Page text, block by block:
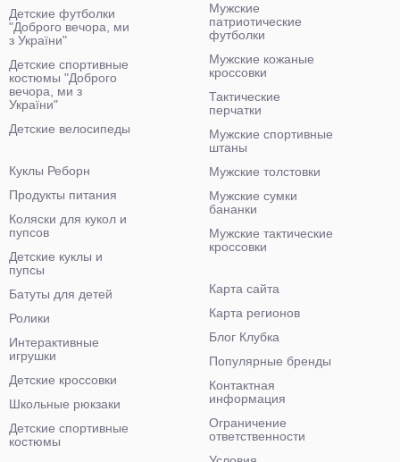
Детские футболки
"Доброго вечора, ми
з України"
Детские спортивные
костюмы "Доброго
вечора, ми з
України"
Детские велосипеды
Мужские
патриотические
футболки
Мужские кожаные
кроссовки
Тактические
перчатки
Мужские спортивные
штаны
Мужские толстовки
Мужские сумки
бананки
Мужские тактические
кроссовки
Куклы Реборн
Продукты питания
Коляски для кукол и
пупсов
Детские куклы и
пупсы
Батуты для детей
Ролики
Интерактивные
игрушки
Детские кроссовки
Школьные рюкзаки
Детские спортивные
костюмы
Карта сайта
Карта регионов
Блог Клубка
Популярные бренды
Контактная
информация
Ограничение
ответственности